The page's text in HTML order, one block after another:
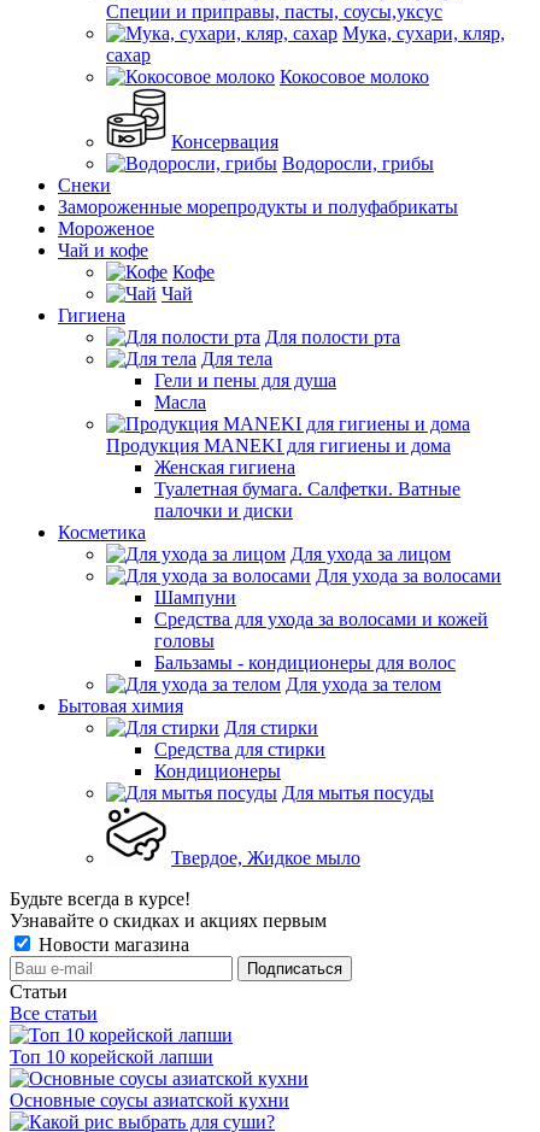
Специи и приправы, пасты, соусы,уксус
Мука, сухари, кляр,
сахар
Кокосовое молоко
Консервация
Водоросли, грибы
Снеки
Замороженные морепродукты и полуфабрикаты
Мороженое
Чай и кофе
Кофе
Чай
Гигиена
Для полости рта
Для тела
Гели и пены для душа
Масла
Продукция MANEKI для гигиены и дома
Женская гигиена
Туалетная бумага. Салфетки. Ватные
палочки и диски
Косметика
Для ухода за лицом
Для ухода за волосами
Шампуни
Средства для ухода за волосами и кожей
головы
Бальзамы - кондиционеры для волос
Для ухода за телом
Бытовая химия
Для стирки
Средства для стирки
Кондиционеры
Для мытья посуды
Твердое, Жидкое мыло
Будьте всегда в курсе!
Узнавайте о скидках и акциях первым
Новости магазина
Статьи
Все статьи
Топ 10 корейской лапши
Основные соусы азиатской кухни